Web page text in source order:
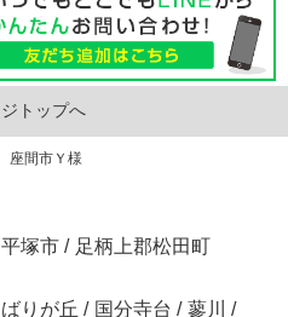
トップへ
間市Ｙ様
平塚市 / 足柄上郡松田町
りが丘 / 国分寺台 / 蓼川 /